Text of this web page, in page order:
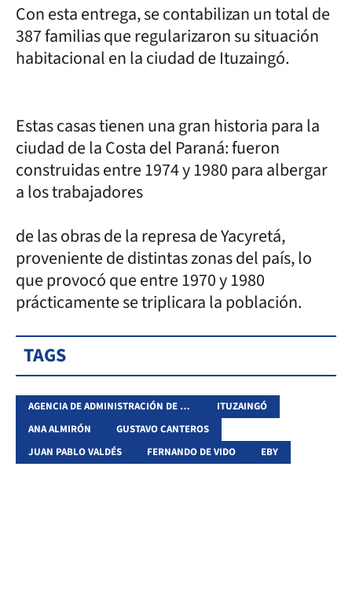
Con esta entrega, se contabilizan un total de
387 familias que regularizaron su situación
habitacional en la ciudad de Ituzaingó.
Estas casas tienen una gran historia para la
ciudad de la Costa del Paraná: fueron
construidas entre 1974 y 1980 para albergar
a los trabajadores
de las obras de la represa de Yacyretá,
proveniente de distintas zonas del país, lo
que provocó que entre 1970 y 1980
prácticamente se triplicara la población.
TAGS
AGENCIA DE ADMINISTRACIÓN DE BIENES DEL ESTADO
ITUZAINGÓ
ANA ALMIRÓN
GUSTAVO CANTEROS
JUAN PABLO VALDÉS
FERNANDO DE VIDO EBY